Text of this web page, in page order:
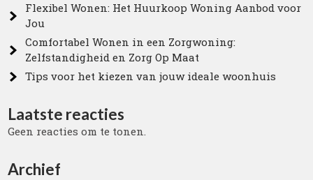
Flexibel Wonen: Het Huurkoop Woning Aanbod voor
Jou
Comfortabel Wonen in een Zorgwoning:
Zelfstandigheid en Zorg Op Maat
Tips voor het kiezen van jouw ideale woonhuis
Laatste reacties
Geen reacties om te tonen.
Archief